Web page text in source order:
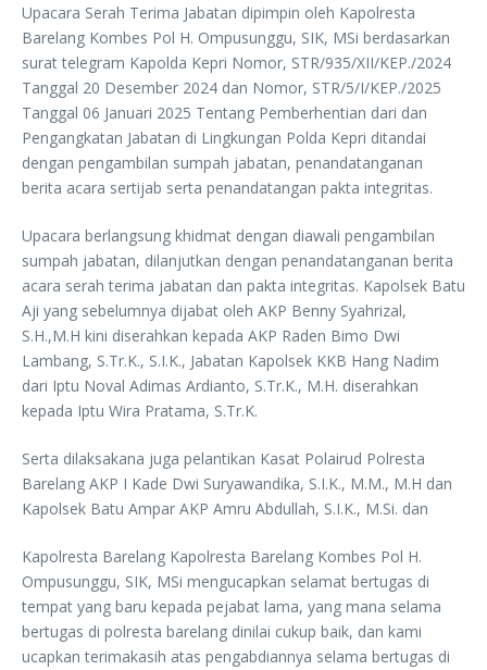
Upacara Serah Terima Jabatan dipimpin oleh Kapolresta
Barelang Kombes Pol H. Ompusunggu, SIK, MSi berdasarkan
surat telegram Kapolda Kepri Nomor, STR/935/XII/KEP./2024
Tanggal 20 Desember 2024 dan Nomor, STR/5/I/KEP./2025
Tanggal 06 Januari 2025 Tentang Pemberhentian dari dan
Pengangkatan Jabatan di Lingkungan Polda Kepri ditandai
dengan pengambilan sumpah jabatan, penandatanganan
berita acara sertijab serta penandatangan pakta integritas.
Upacara berlangsung khidmat dengan diawali pengambilan
sumpah jabatan, dilanjutkan dengan penandatanganan berita
acara serah terima jabatan dan pakta integritas. Kapolsek Batu
Aji yang sebelumnya dijabat oleh AKP Benny Syahrizal,
S.H.,M.H kini diserahkan kepada AKP Raden Bimo Dwi
Lambang, S.Tr.K., S.I.K., Jabatan Kapolsek KKB Hang Nadim
dari Iptu Noval Adimas Ardianto, S.Tr.K., M.H. diserahkan
kepada Iptu Wira Pratama, S.Tr.K.
Serta dilaksakana juga pelantikan Kasat Polairud Polresta
Barelang AKP I Kade Dwi Suryawandika, S.I.K., M.M., M.H dan
Kapolsek Batu Ampar AKP Amru Abdullah, S.I.K., M.Si. dan
Kapolresta Barelang Kapolresta Barelang Kombes Pol H.
Ompusunggu, SIK, MSi mengucapkan selamat bertugas di
tempat yang baru kepada pejabat lama, yang mana selama
bertugas di polresta barelang dinilai cukup baik, dan kami
ucapkan terimakasih atas pengabdiannya selama bertugas di